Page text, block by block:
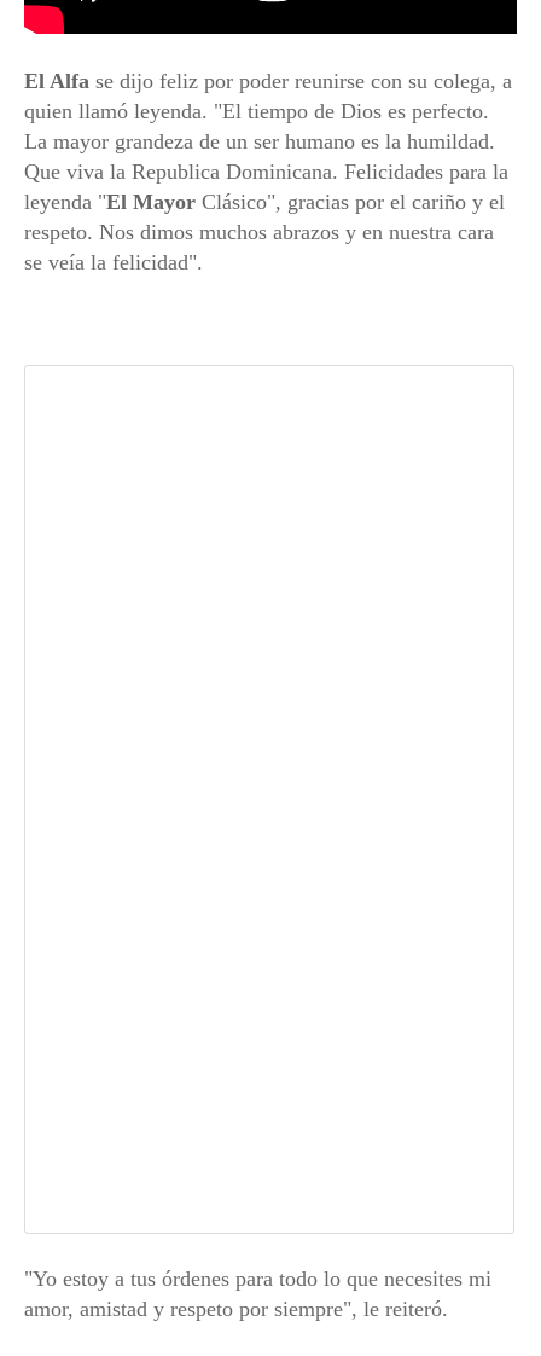
El Alfa se dijo feliz por poder reunirse con su colega, a
quien llamó leyenda. "El tiempo de Dios es perfecto.
La mayor grandeza de un ser humano es la humildad.
Que viva la Republica Dominicana. Felicidades para la
leyenda "El Mayor Clásico", gracias por el cariño y el
respeto. Nos dimos muchos abrazos y en nuestra cara
se veía la felicidad".
"Yo estoy a tus órdenes para todo lo que necesites mi
amor, amistad y respeto por siempre", le reiteró.